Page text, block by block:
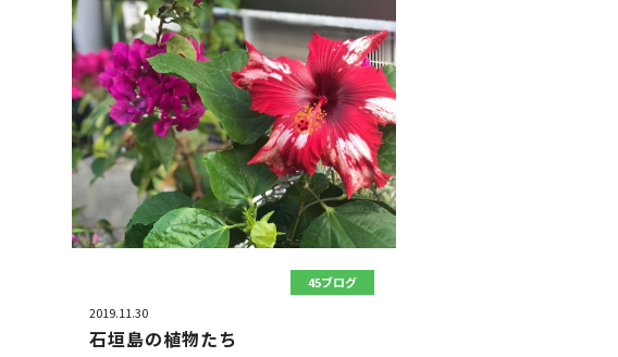
45ブログ
2019.11.30
石垣島の植物たち